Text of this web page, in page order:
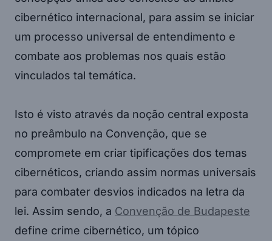
cibernético internacional, para assim se iniciar
um processo universal de entendimento e
combate aos problemas nos quais estão
vinculados tal temática.
Isto é visto através da noção central exposta
no preâmbulo na Convenção, que se
compromete em criar tipificações dos temas
cibernéticos, criando assim normas universais
para combater desvios indicados na letra da
lei. Assim sendo, a Convenção de Budapeste
define crime cibernético, um tópico